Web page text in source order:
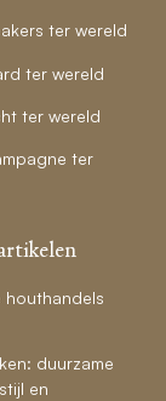
ter wereld
ter wereld
ter wereld
ter
houthandels
duurzame
en